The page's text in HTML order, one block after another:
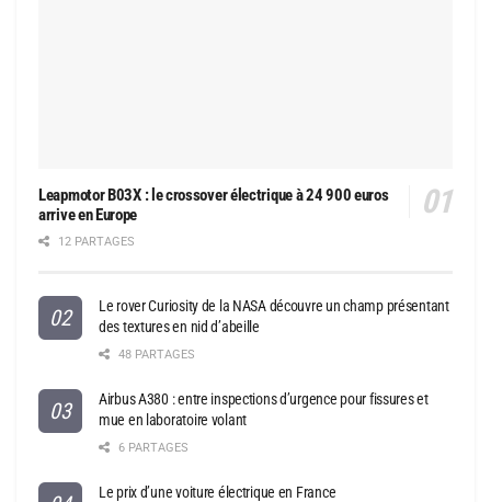
Leapmotor B03X : le crossover électrique à 24 900 euros
arrive en Europe
12 PARTAGES
Le rover Curiosity de la NASA découvre un champ présentant
des textures en nid d’abeille
48 PARTAGES
Airbus A380 : entre inspections d’urgence pour fissures et
mue en laboratoire volant
6 PARTAGES
Le prix d’une voiture électrique en France